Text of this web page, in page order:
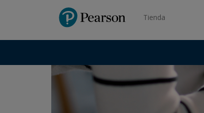
PearsonTienda